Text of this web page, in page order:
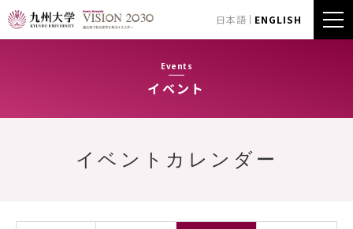
日本語 ENGLISH
Events
イベント
イベントカレンダー